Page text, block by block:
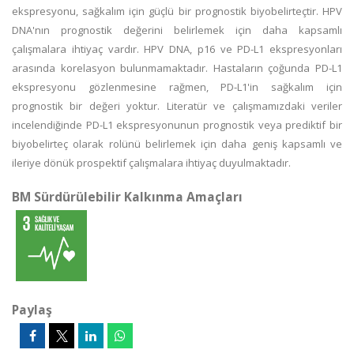
ekspresyonu, sağkalım için güçlü bir prognostik biyobelirteçtir. HPV
DNA'nın prognostik değerini belirlemek için daha kapsamlı
çalışmalara ihtiyaç vardır. HPV DNA, p16 ve PD-L1 ekspresyonları
arasında korelasyon bulunmamaktadır. Hastaların çoğunda PD-L1
ekspresyonu gözlenmesine rağmen, PD-L1'in sağkalım için
prognostik bir değeri yoktur. Literatür ve çalışmamızdaki veriler
incelendiğinde PD-L1 ekspresyonunun prognostik veya prediktif bir
biyobelirteç olarak rolünü belirlemek için daha geniş kapsamlı ve
ileriye dönük prospektif çalışmalara ihtiyaç duyulmaktadır.
BM Sürdürülebilir Kalkınma Amaçları
Paylaş